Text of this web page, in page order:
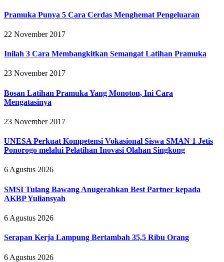
Pramuka Punya 5 Cara Cerdas Menghemat Pengeluaran
22 November 2017
Inilah 3 Cara Membangkitkan Semangat Latihan Pramuka
23 November 2017
Bosan Latihan Pramuka Yang Monoton, Ini Cara
Mengatasinya
23 November 2017
UNESA Perkuat Kompetensi Vokasional Siswa SMAN 1 Jetis
Ponorogo melalui Pelatihan Inovasi Olahan Singkong
6 Agustus 2026
SMSI Tulang Bawang Anugerahkan Best Partner kepada
AKBP Yuliansyah
6 Agustus 2026
Serapan Kerja Lampung Bertambah 35,5 Ribu Orang
6 Agustus 2026